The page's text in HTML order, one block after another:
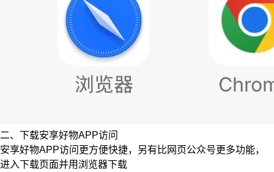
二、下载安享好物APP访问
安享好物APP访问更方便快捷，另有比网页公众号更多功能，
进入下载页面并用浏览器下载